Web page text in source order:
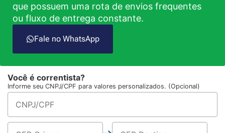
que possuem uma rota de envios frequentes
ou fluxo de entrega constante.
Fale no WhatsApp
Você é correntista?
Informe seu CNPJ/CPF para valores personalizados. (Opcional)